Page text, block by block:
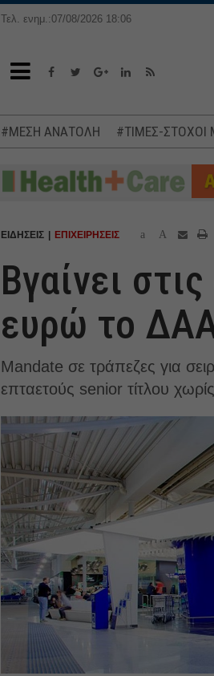
Τελ. ενημ.:07/08/2026 18:06
#ΜΕΣΗ ΑΝΑΤΟΛΗ #ΤΙΜΕΣ-
ΕΙΔΗΣΕΙΣ ΕΠΙΧΕΙΡΗΣΕΙΣ a A
Βγαίνει
ευρώ το
Mandate σε τράπεζες για
επταετούς senior τίτλου